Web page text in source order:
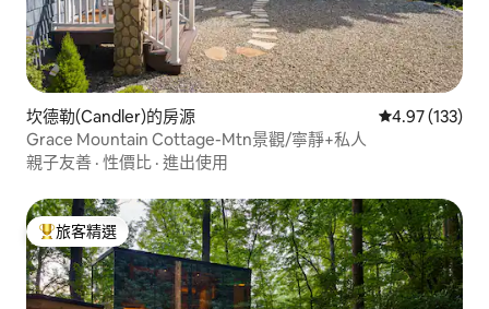
坎德勒(Candler)的房源 從 133 則評價
4.97 (133)
Grace Mountain Cottage-Mtn景觀/寧靜+私人
親子友善 · 性價比 · 進出使用
旅客精選榜首
旅客精選